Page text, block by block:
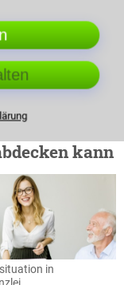
Person diesen
eine Einigung
gerichtliche
kann
in